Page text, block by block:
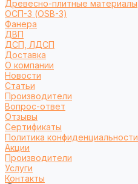
Древесно-плитные материалы
ОСП-3 (OSB-3)
Фанера
ДВП
ДСП, ЛДСП
Доставка
О компании
Новости
Статьи
Производители
Вопрос-ответ
Отзывы
Сертификаты
Политика конфиденциальности
Акции
Производители
Услуги
Контакты